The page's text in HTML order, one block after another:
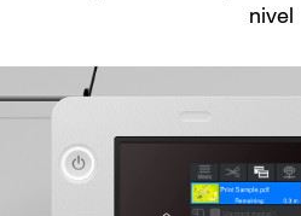
nivel